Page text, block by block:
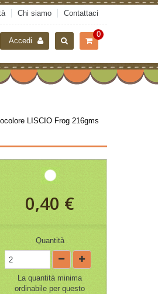
Chi siamo Contattaci
0
Accedi
LISCIO Frog 216gms
0,40 €
Quantità
La quantità minima
ordinabile per questo